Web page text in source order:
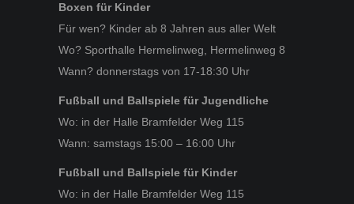
Boxen für Kinder
Für wen? Kinder ab 8 Jahren aus aller Welt
Wo? Sporthalle Hermelinweg, Hermelinweg 8
Wann? donnerstags von 17-18:30 Uhr
Fußball und Ballspiele für Jugendliche
Wo: in der Halle Bramfelder Weg 115
Wann: samstags 15:00 – 16:00 Uhr
Fußball und Ballspiele für Kinder
Wo: in der Halle Bramfelder Weg 115